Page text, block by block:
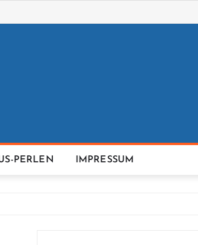
PERLEN IMPRESSUM